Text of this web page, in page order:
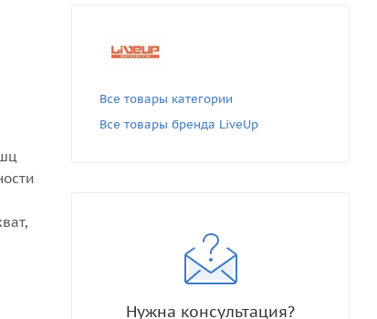
Все товары категории
Все товары бренда LiveUp
Нужна консультация?